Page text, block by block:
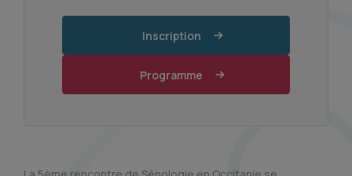
Inscription
Programme